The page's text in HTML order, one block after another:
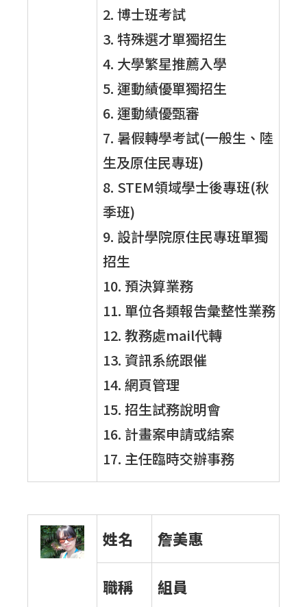
2. 博士班考試
3. 特殊選才單獨招生
4. 大學繁星推薦入學
5. 運動績優單獨招生
6. 運動績優甄審
7. 暑假轉學考試(一般生、陸
生及原住民專班)
8. STEM領域學士後專班(秋
季班)
9. 設計學院原住民專班單獨
招生
10. 預決算業務
11. 單位各類報告彙整性業務
12. 教務處mail代轉
13. 資訊系統跟催
14. 網頁管理
15. 招生試務說明會
16. 計畫案申請或結案
17. 主任臨時交辦事務
姓名 詹美惠
職稱 組員